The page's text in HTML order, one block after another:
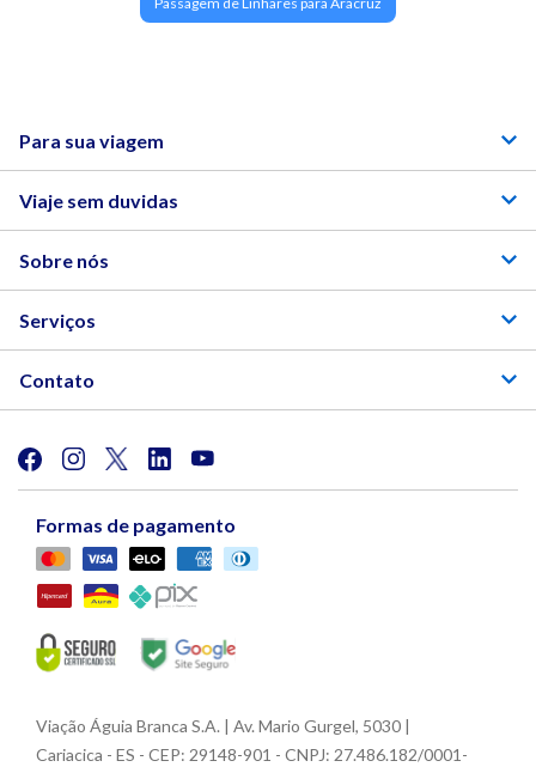
Para sua viagem
Viaje sem duvidas
Sobre nós
Serviços
Contato
Formas de pagamento
Viação Águia Branca S.A. | Av. Mario Gurgel, 5030 |
Cariacica - ES - CEP: 29148-901 - CNPJ: 27.486.182/0001-